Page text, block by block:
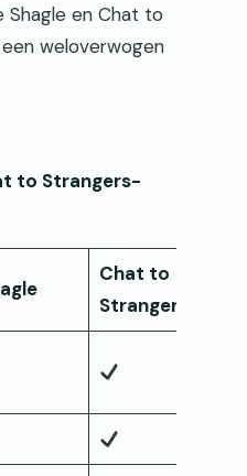
Shagle en Chat to
weloverwogen
to Strangers-
Chat to
Strangers